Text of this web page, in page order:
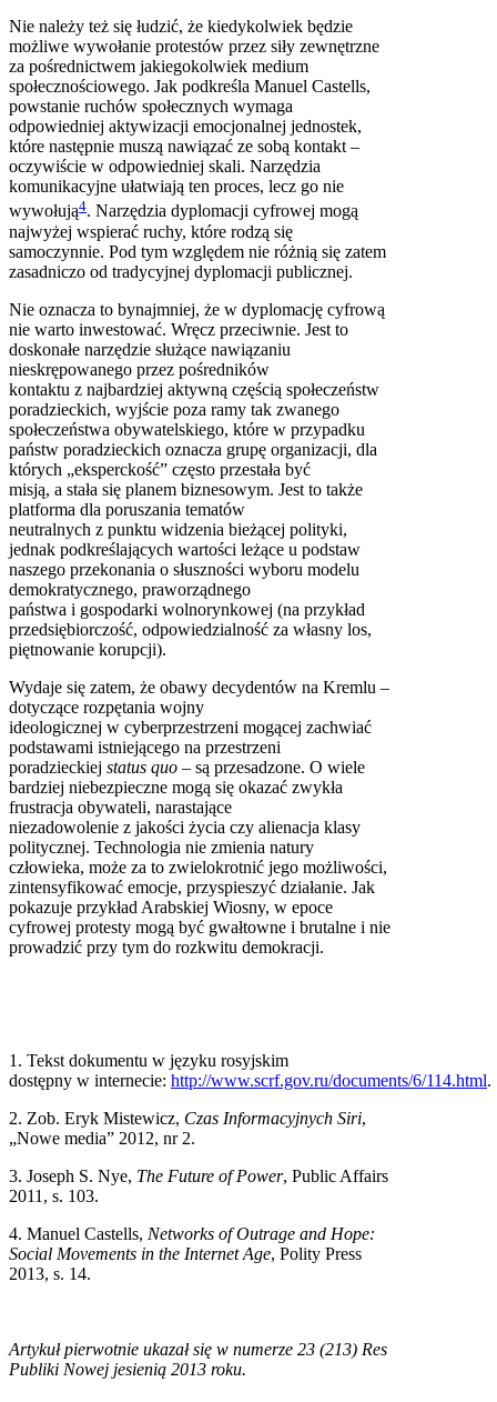
Nie należy też się łudzić, że kiedykolwiek będzie
możliwe wywołanie protestów przez siły zewnętrzne
za pośrednictwem jakiegokolwiek medium
społecznościowego. Jak podkreśla Manuel Castells,
powstanie ruchów społecznych wymaga
odpowiedniej aktywizacji emocjonalnej jednostek,
które następnie muszą nawiązać ze sobą kontakt –
oczywiście w odpowiedniej skali. Narzędzia
komunikacyjne ułatwiają ten proces, lecz go nie
wywołują4. Narzędzia dyplomacji cyfrowej mogą
najwyżej wspierać ruchy, które rodzą się
samoczynnie. Pod tym względem nie różnią się zatem
zasadniczo od tradycyjnej dyplomacji publicznej.
Nie oznacza to bynajmniej, że w dyplomację cyfrową
nie warto inwestować. Wręcz przeciwnie. Jest to
doskonałe narzędzie służące nawiązaniu
nieskrępowanego przez pośredników
kontaktu z najbardziej aktywną częścią społeczeństw
poradzieckich, wyjście poza ramy tak zwanego
społeczeństwa obywatelskiego, które w przypadku
państw poradzieckich oznacza grupę organizacji, dla
których „eksperckość” często przestała być
misją, a stała się planem biznesowym. Jest to także
platforma dla poruszania tematów
neutralnych z punktu widzenia bieżącej polityki,
jednak podkreślających wartości leżące u podstaw
naszego przekonania o słuszności wyboru modelu
demokratycznego, praworządnego
państwa i gospodarki wolnorynkowej (na przykład
przedsiębiorczość, odpowiedzialność za własny los,
piętnowanie korupcji).
Wydaje się zatem, że obawy decydentów na Kremlu –
dotyczące rozpętania wojny
ideologicznej w cyberprzestrzeni mogącej zachwiać
podstawami istniejącego na przestrzeni
poradzieckiej status quo – są przesadzone. O wiele
bardziej niebezpieczne mogą się okazać zwykła
frustracja obywateli, narastające
niezadowolenie z jakości życia czy alienacja klasy
politycznej. Technologia nie zmienia natury
człowieka, może za to zwielokrotnić jego możliwości,
zintensyfikować emocje, przyspieszyć działanie. Jak
pokazuje przykład Arabskiej Wiosny, w epoce
cyfrowej protesty mogą być gwałtowne i brutalne i nie
prowadzić przy tym do rozkwitu demokracji.
1. Tekst dokumentu w języku rosyjskim
dostępny w internecie: http://www.scrf.gov.ru/documents/6/114.html.
2. Zob. Eryk Mistewicz, Czas Informacyjnych Siri,
„Nowe media” 2012, nr 2.
3. Joseph S. Nye, The Future of Power, Public Affairs
2011, s. 103.
4. Manuel Castells, Networks of Outrage and Hope:
Social Movements in the Internet Age, Polity Press
2013, s. 14.
Artykuł pierwotnie ukazał się w numerze 23 (213) Res
Publiki Nowej jesienią 2013 roku.